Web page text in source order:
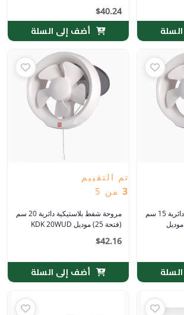
$40.24
أضف إلى السلة
مروحة شفط بلاستيكية دائرية 15 سم
(فتحة 20 سم) — KDK موديل
تم التقييم
3 من 5
مروحة شفط بلاستيكية دائرية 20 سم
(فتحة 25) موديل KDK 20WUD
$42.16
أضف إلى السلة